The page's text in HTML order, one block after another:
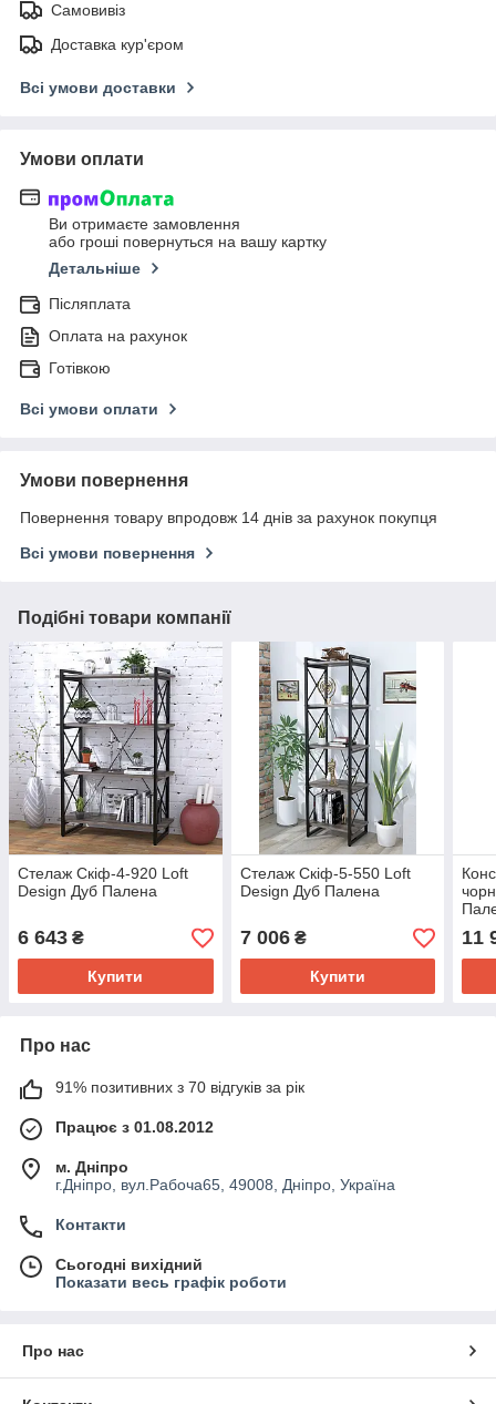
Самовивіз
Доставка кур'єром
Всі умови доставки
Умови оплати
Ви отримаєте замовлення
або гроші повернуться на вашу картку
Детальніше
Післяплата
Оплата на рахунок
Готівкою
Всі умови оплати
Умови повернення
Повернення товару впродовж 14 днів за рахунок покупця
Всі умови повернення
Подібні товари компанії
Стелаж Скіф-4-920 Loft
Design Дуб Палена
6 643 ₴
Купити
Стелаж Скіф-5-550 Loft
Design Дуб Палена
7 006₴
Купити
11
Про нас
91% позитивних з 70 відгуків за рік
Працює з 01.08.2012
м. Дніпро
г.Дніпро, вул.Рабоча65, 49008, Дніпро, Україна
Контакти
Сьогодні вихідний
Показати весь графік роботи
Про нас